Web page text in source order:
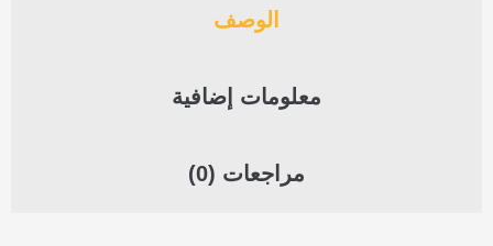
الوصف
معلومات إضافية
مراجعات (0)